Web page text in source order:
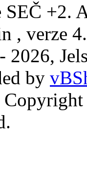
SEČ +2.
, verze
2026,
by